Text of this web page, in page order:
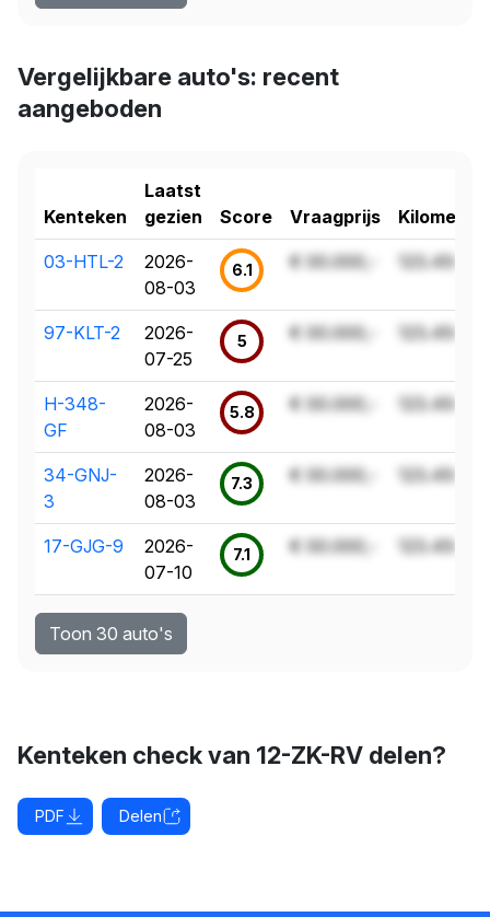
Vergelijkbare auto's: recent
aangeboden
Kenteken
Laatst
gezien
Score Vraagprijs
03-HTL-2
2026-
08-03
6.1 € 00.000,- 123.456 km
97-KLT-2
2026-
07-25
5 € 00.000,- 123.456 km
H-348-
GF
2026-
08-03
5.8 € 00.000,- 123.456 km
34-GNJ-
3
2026-
08-03
7.3 € 00.000,- 123.456 km
17-GJG-9
2026-
07-10
7.1 € 00.000,- 123.456 km
Toon 30 auto's
Kenteken check van 12-ZK-RV delen?
PDF Delen